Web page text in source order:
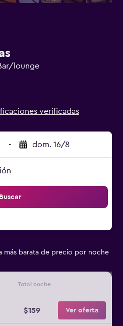
lounge
verificadas
- dom. 16/8
Buscar
más barata de precio por noche
Total noche
$159 Ver oferta